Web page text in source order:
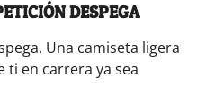
DESPEGA
Una camiseta ligera
ti en carrera ya sea